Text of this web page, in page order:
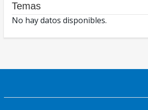
Temas
No hay datos disponibles.